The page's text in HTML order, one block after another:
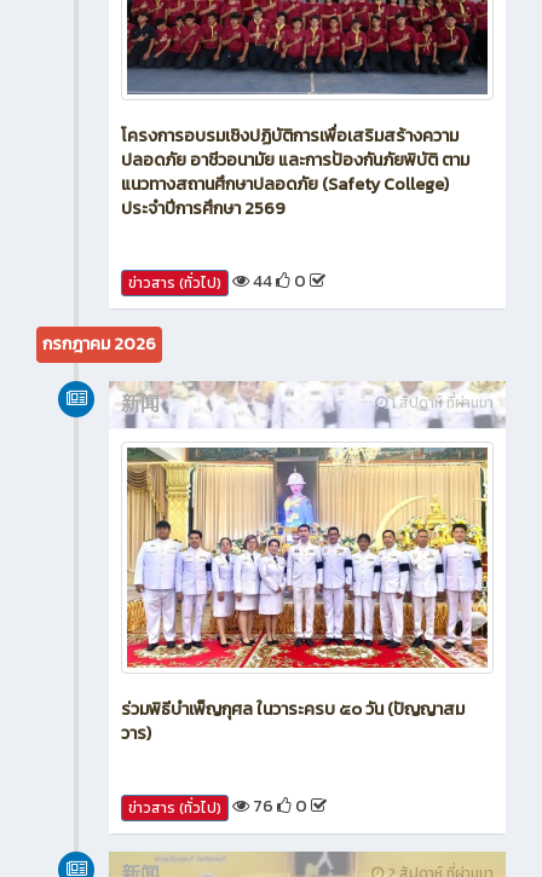
โครงการอบรมเชิงปฏิบัติการเพื่อเสริมสร้างความ
ปลอดภัย อาชีวอนามัย และการป้องกันภัยพิบัติ ตาม
แนวทางสถานศึกษาปลอดภัย (Safety College)
ประจำปีการศึกษา 2569
ข่าวสาร (ทั่วไป) 44 0
กรกฎาคม 2026
1 สัปดาห์ ที่ผ่านมา
新闻
ร่วมพิธีบำเพ็ญกุศล ในวาระครบ ๕๐ วัน (ปัญญาสม
วาร)
ข่าวสาร (ทั่วไป) 76 0